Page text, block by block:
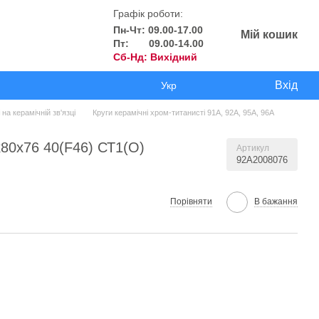
Графік роботи:
Пн-Чт: 09.00-17.00
Пт: 09.00-14.00
Сб-Нд: Вихідний
Мій кошик
Укр Вхід
керамічній зв'язці
Круги керамічні хром-титанисті 91А, 92А, 95А, 96А
40(F46) СТ1(O) Артикул
92А2008076
Порівняти В бажання